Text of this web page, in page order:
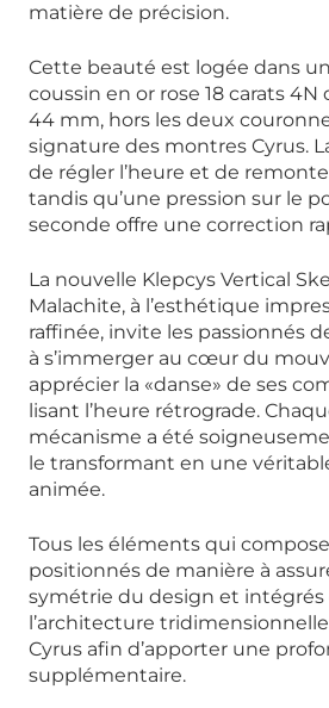
matière de précision.
Cette beauté est logée dans
coussin en or rose 18 carats 4N
44 mm, hors les deux
signature des montres Cyrus.
de régler l’heure et de
tandis qu’une pression sur le
seconde offre une correction
La nouvelle Klepcys Vertical
Malachite, à l’esthétique
raffinée, invite les passionnés
à s’immerger au cœur du
apprécier la «danse» de ses
lisant l’heure rétrograde.
mécanisme a été
le transformant en une
animée.
Tous les éléments qui
positionnés de manière à
symétrie du design et intégrés
l’architecture
Cyrus afin d’apporter une
supplémentaire.